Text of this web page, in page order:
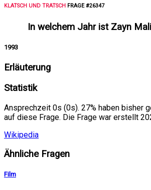
KLATSCH UND TRATSCH FRAGE #26347
In welchem Jahr ist Zayn
1993
Erläuterung
Statistik
Ansprechzeit 0s (0s). 27% haben bisher
auf diese Frage. Die Frage war erstellt
Wikipedia
Ähnliche Fragen
Film